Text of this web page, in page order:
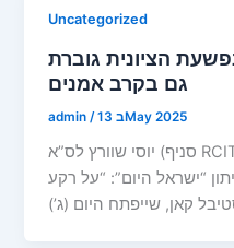
Uncategorized
הציונית גוברת
גם בקרב אמנים
admin / 13 בMay 2025
יוסי שוורץ לס”א (סניף RCIT בישראל/פלסטין הכבושה)
העיתון “ישראל היום”: “על רקע
קאן, שייפתח היום (ג’)